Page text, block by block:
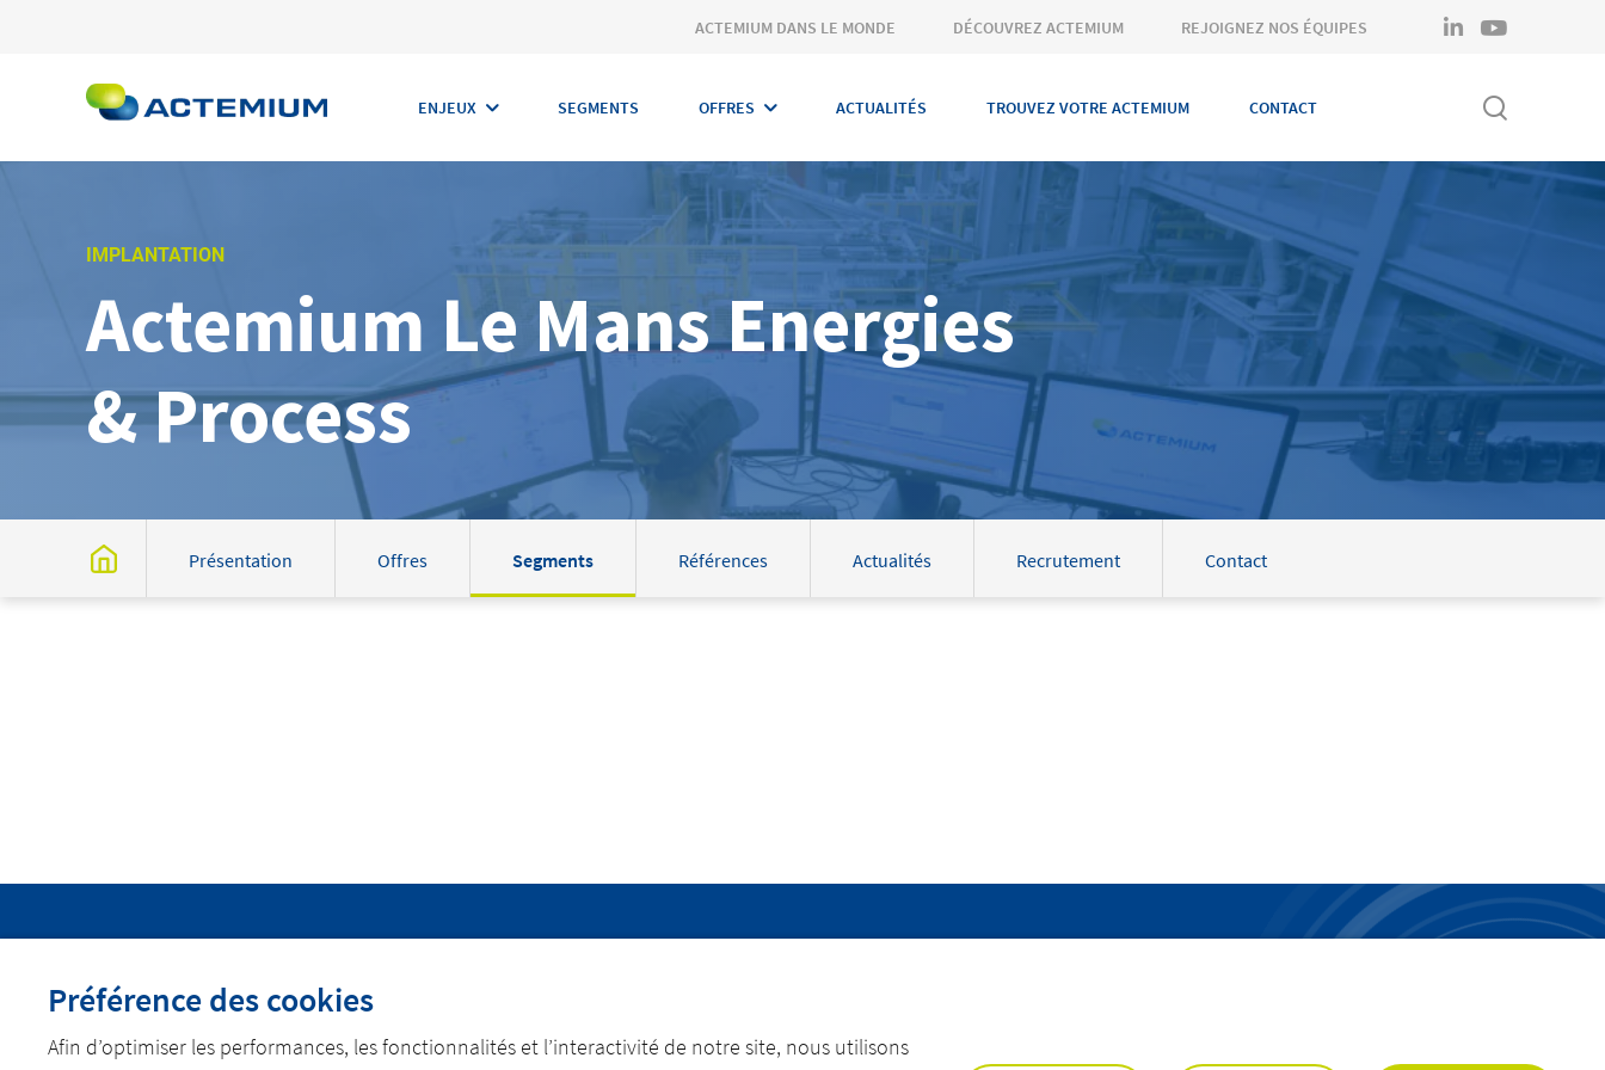
ACTEMIUM DANS LE MONDE DÉCOUVREZ ACTEMIUM REJOIGNEZ NOS ÉQUIPES linkedinyoutube
ENJEUX SEGMENTS OFFRES ACTUALITÉS TROUVEZ VOTRE ACTEMIUM CONTACT
Rechercher :
IMPLANTATION
Actemium Le Mans Energies
& Process
Présentation Offres Segments Références Actualités Recrutement Contact
linkedin
Préférence des cookies
Afin d’optimiser les performances, les fonctionnalités et l’interactivité de notre site, nous utilisons